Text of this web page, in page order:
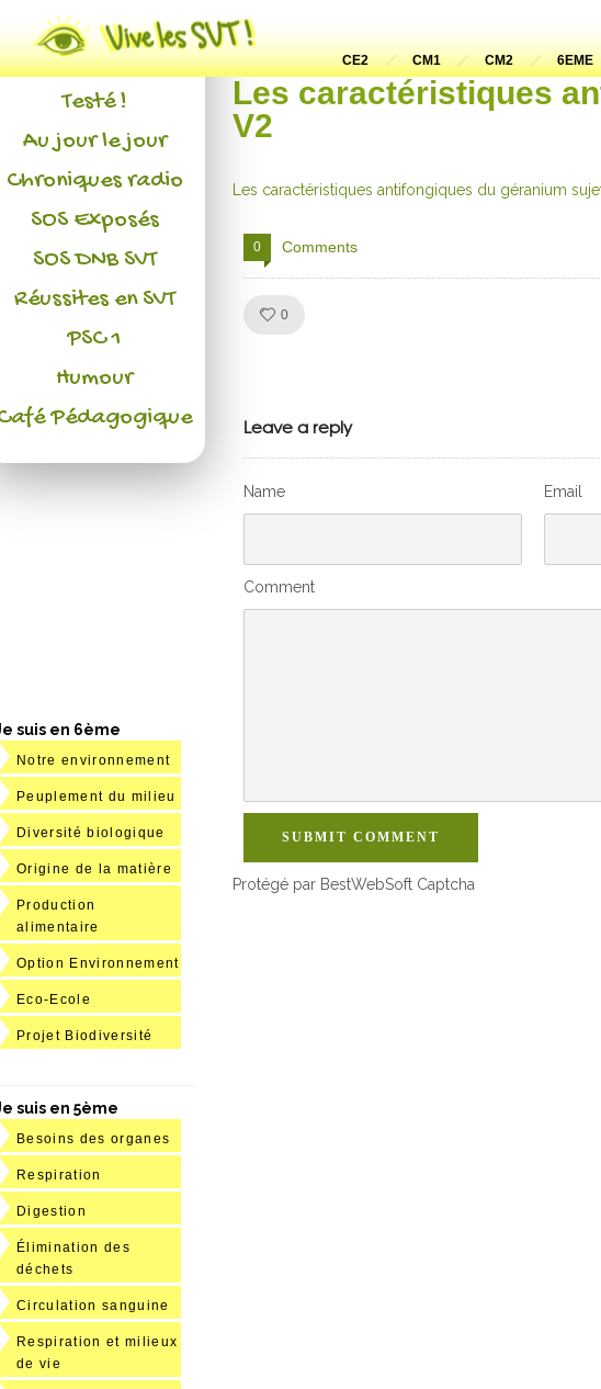
CE2 CM1 CM2 6EME
Les caractéristiques
V2
Les caractéristiques antifongiques du géranium
0 Comments
0
Leave a reply
Name Email
Comment
SUBMIT COMMENT
Protégé par BestWebSoft Captcha
Actualités
L'association
Testé !
Au jour le jour
Chroniques radio
SOS Exposés
SOS DNB SVT
Réussites en SVT
PSC 1
Humour
Pédagogique
suis en 6ème
Notre environnement
Peuplement du milieu
Diversité biologique
Origine de la matière
Production
alimentaire
Option Environnement
Eco-Ecole
Projet Biodiversité
suis en 5ème
Besoins des organes
Respiration
Digestion
Élimination des
déchets
Circulation sanguine
Respiration et milieux
de vie